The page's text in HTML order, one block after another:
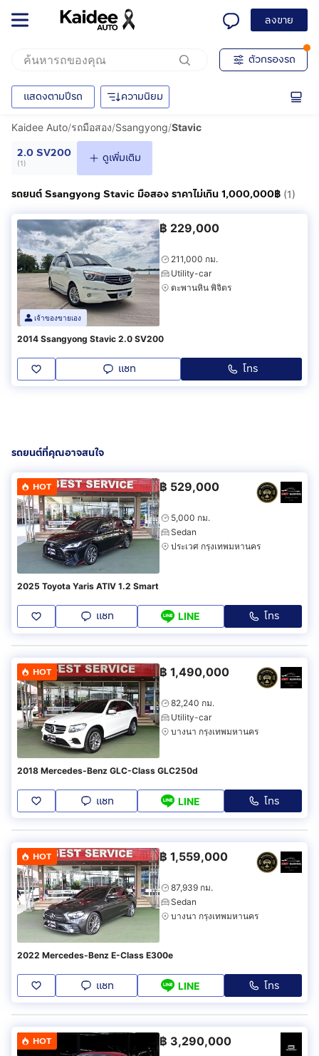
ลงขาย
ตัวกรองรถ
แสดงตามปีรถ ความนิยม
Kaidee Auto/รถมือสอง/Ssangyong/Stavic
2.0 SV200
(1) ดูเพิ่มเติม
รถยนต์ Ssangyong Stavic มือสอง ราคาไม่เกิน 1,000,000฿ (1)
เจ้าของขายเอง
฿ 229,000
211,000 กม.
Utility-car
ตะพานหิน พิจิตร
2014 Ssangyong Stavic 2.0 SV200
แชท โทร
รถยนต์ที่คุณอาจสนใจ
HOT ฿ 529,000
5,000 กม.
Sedan
ประเวศ กรุงเทพมหานคร
2025 Toyota Yaris ATIV 1.2 Smart
แชท LINE โทร
HOT ฿ 1,490,000
82,240 กม.
Utility-car
บางนา กรุงเทพมหานคร
2018 Mercedes-Benz GLC-Class GLC250d
แชท LINE โทร
HOT ฿ 1,559,000
87,939 กม.
Sedan
บางนา กรุงเทพมหานคร
2022 Mercedes-Benz E-Class E300e
แชท LINE โทร
HOT ฿ 3,290,000